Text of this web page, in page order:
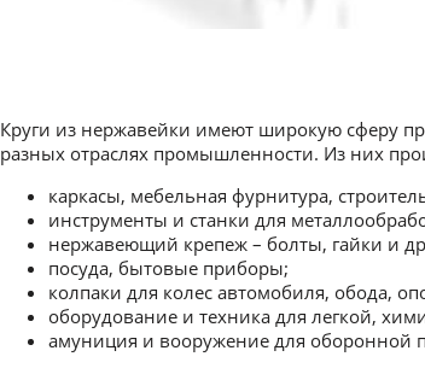
Круги из нержавейки имеют широкую сферу
разных отраслях промышленности. Из них
каркасы, мебельная фурнитура,
инструменты и станки для
нержавеющий крепеж – болты, гайки и
посуда, бытовые приборы;
колпаки для колес автомобиля, обода,
оборудование и техника для легкой,
амуниция и вооружение для оборонной